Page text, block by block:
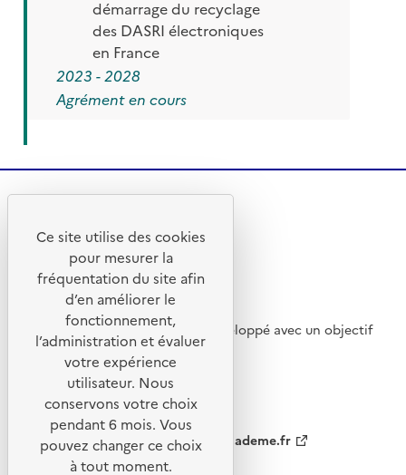
démarrage du recyclage
des DASRI électroniques
en France
2023 - 2028
Agrément en cours
Ce site internet a été pensé et développé avec un objectif
d’écoconception.
ademe.fr
agirpourlatransition.ademe.fr
Ce site utilise des cookies
pour mesurer la
fréquentation du site afin
d’en améliorer le
fonctionnement,
l’administration et évaluer
votre expérience
utilisateur. Nous
conservons votre choix
pendant 6 mois. Vous
pouvez changer ce choix
à tout moment.